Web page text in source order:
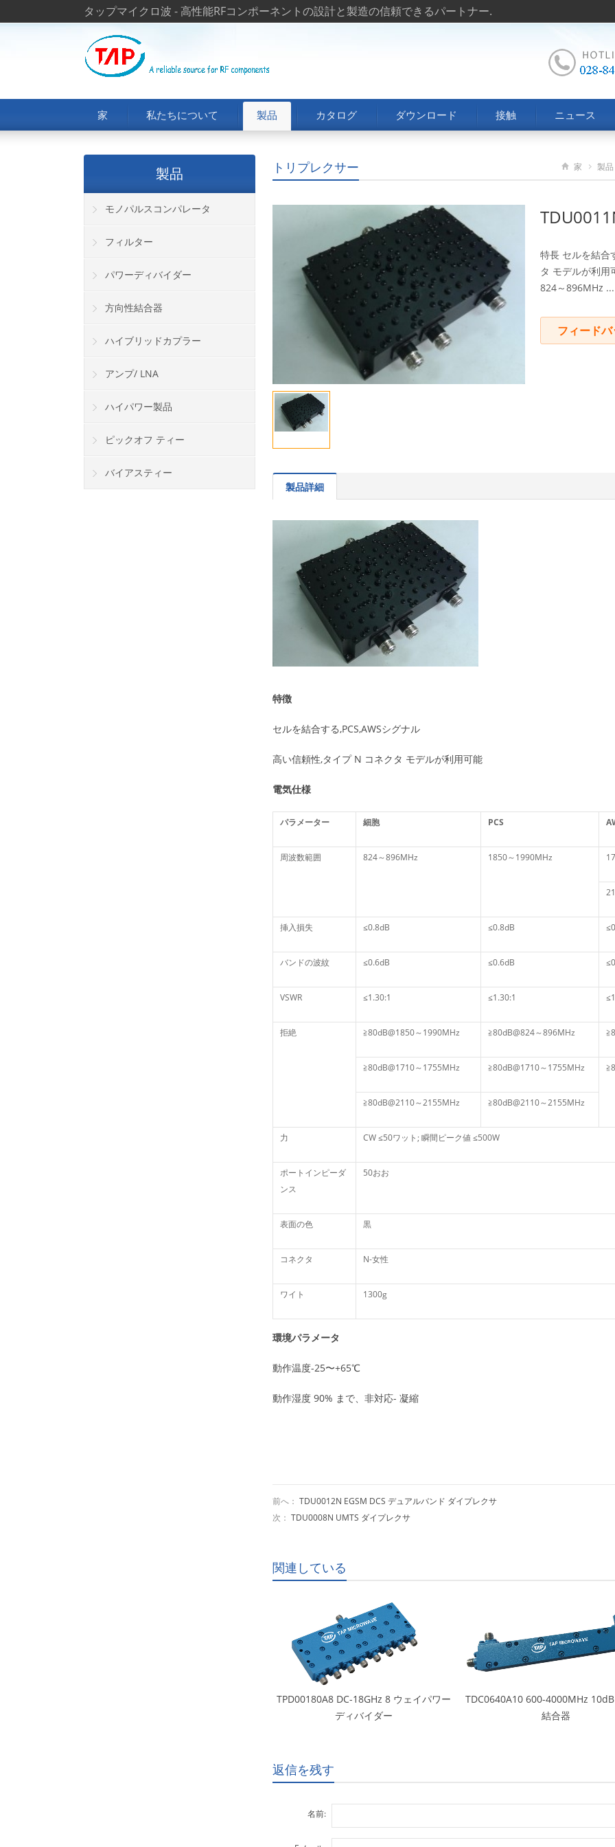
タップマイクロ波 - 高性能RFコンポーネントの設計と製造の信頼できるパートナー.
家 私たちについて 製品 カタログ ダウンロード 接触 ニュース
トリプレクサー 家 製品
特長 セルを結合
タ モデルが利用
824～896MHz ...
フィード
製品詳細
特徴
セルを結合する,PCS,AWSシグナル
高い信頼性,タイプ N コネクタ モデルが利用可能
電気仕様
パラメーター 細胞 PCS
周波数範囲 824～896MHz 1850～1990MHz
挿入損失 ≤0.8dB ≤0.8dB
バンドの波紋 ≤0.6dB ≤0.6dB
VSWR ≤1.30:1 ≤1.30:1
拒絶 ≧80dB@1850～1990MHz ≧80dB@824～896MHz
≧80dB@1710～1755MHz ≧80dB@1710～1755MHz
≧80dB@2110～2155MHz ≧80dB@2110～2155MHz
力 CW ≤50ワット; 瞬間ピーク値 ≤500W
ポートインピーダ
ンス
50おお
表面の色 黒
コネクタ N-女性
ワイト 1300g
環境パラメータ
動作温度-25〜+65℃
動作湿度 90% まで、非対応- 凝縮
前へ： TDU0012N EGSM DCS デュアルバンド ダイプレクサ
次： TDU0008N UMTS ダイプレクサ
関連している
TPD00180A8 DC-18GHz 8 ウェイパワー
ディバイダー
TDC0640A10 600-4000MHz
結合器
返信を残す
名前:
製品
モノパルスコンパレータ
フィルター
パワーディバイダー
方向性結合器
ハイブリッドカプラー
アンプ/ LNA
ハイパワー製品
ピックオフ ティー
バイアスティー